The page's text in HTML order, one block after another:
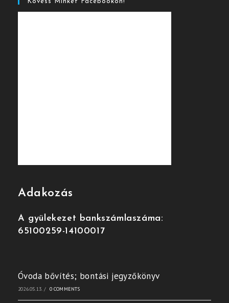
Adakozás
A gyülekezet bankszámlaszáma:
65100259-14100017
Óvoda bővítés; bontási jegyzőkönyv
2026.05.13. / 0 COMMENTS